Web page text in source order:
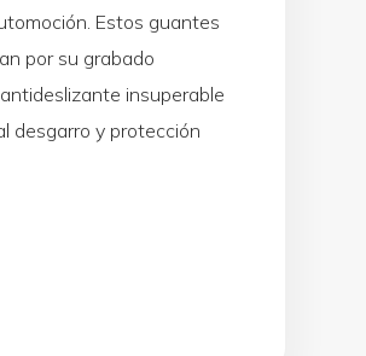
Estos guantes
por su grabado
insuperable
desgarro y protección
(50 uds) GD26 cantidad